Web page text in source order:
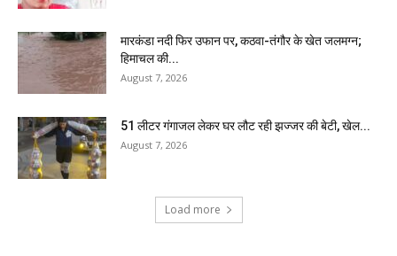
मारकंडा नदी फिर उफान पर, कठवा-तंगौर के खेत जलमग्न;
हिमाचल की...
August 7, 2026
51 लीटर गंगाजल लेकर घर लौट रही झज्जर की बेटी, खेल...
August 7, 2026
Load more